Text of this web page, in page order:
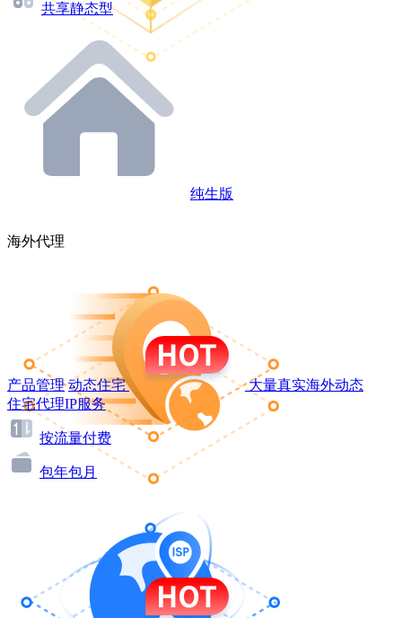
共享静态型
纯生版
海外代理
产品管理 动态住宅
大量真实海外动态
住宅代理IP服务
按流量付费
包年包月